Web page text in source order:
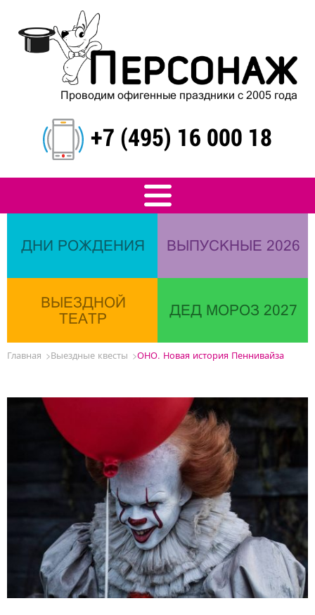
Проводим офигенные праздники с 2005 года
+7 (495) 16 000 18
ДНИ РОЖДЕНИЯ ВЫПУСКНЫЕ 2026
ВЫЕЗДНОЙ
ТЕАТР
ДЕД МОРОЗ 2027
Главная Выездные квесты ОНО. Новая история Пеннивайза